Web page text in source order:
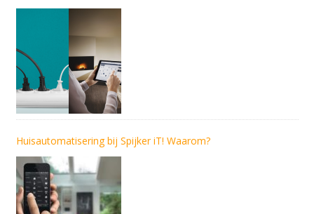
Huisautomatisering bij Spijker iT! Waarom?